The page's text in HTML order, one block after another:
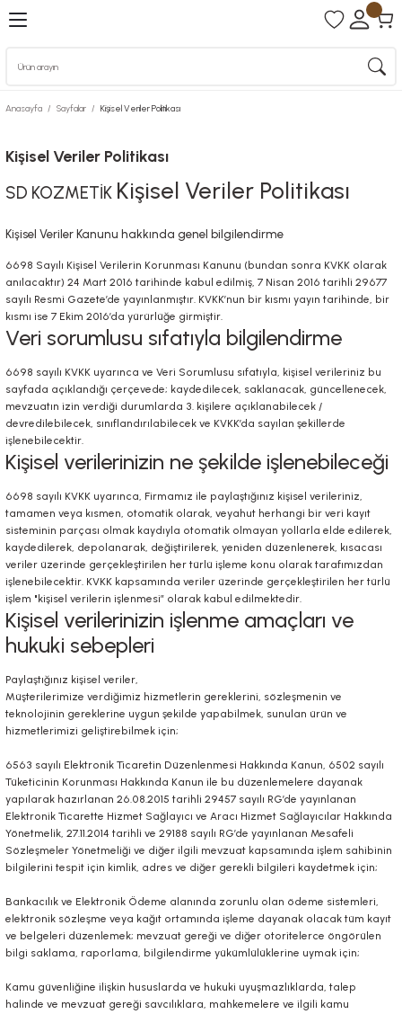
Anasayfa Sayfalar Kişisel Veriler Politikası
Kişisel Veriler Politikası
SD KOZMETİK Kişisel Veriler Politikası
Kişisel Veriler Kanunu hakkında genel bilgilendirme
6698 Sayılı Kişisel Verilerin Korunması Kanunu (bundan sonra KVKK olarak
anılacaktır) 24 Mart 2016 tarihinde kabul edilmiş, 7 Nisan 2016 tarihli 29677
sayılı Resmi Gazete’de yayınlanmıştır. KVKK’nun bir kısmı yayın tarihinde, bir
kısmı ise 7 Ekim 2016’da yürürlüğe girmiştir.
Veri sorumlusu sıfatıyla bilgilendirme
6698 sayılı KVKK uyarınca ve Veri Sorumlusu sıfatıyla, kişisel verileriniz bu
sayfada açıklandığı çerçevede; kaydedilecek, saklanacak, güncellenecek,
mevzuatın izin verdiği durumlarda 3. kişilere açıklanabilecek /
devredilebilecek, sınıflandırılabilecek ve KVKK’da sayılan şekillerde
işlenebilecektir.
Kişisel verilerinizin ne şekilde işlenebileceği
6698 sayılı KVKK uyarınca, Firmamız ile paylaştığınız kişisel verileriniz,
tamamen veya kısmen, otomatik olarak, veyahut herhangi bir veri kayıt
sisteminin parçası olmak kaydıyla otomatik olmayan yollarla elde edilerek,
kaydedilerek, depolanarak, değiştirilerek, yeniden düzenlenerek, kısacası
veriler üzerinde gerçekleştirilen her türlü işleme konu olarak tarafımızdan
işlenebilecektir. KVKK kapsamında veriler üzerinde gerçekleştirilen her türlü
işlem "kişisel verilerin işlenmesi” olarak kabul edilmektedir.
Kişisel verilerinizin işlenme amaçları ve
hukuki sebepleri
Paylaştığınız kişisel veriler,
Müşterilerimize verdiğimiz hizmetlerin gereklerini, sözleşmenin ve
teknolojinin gereklerine uygun şekilde yapabilmek, sunulan ürün ve
hizmetlerimizi geliştirebilmek için;
6563 sayılı Elektronik Ticaretin Düzenlenmesi Hakkında Kanun, 6502 sayılı
Tüketicinin Korunması Hakkında Kanun ile bu düzenlemelere dayanak
yapılarak hazırlanan 26.08.2015 tarihli 29457 sayılı RG’de yayınlanan
Elektronik Ticarette Hizmet Sağlayıcı ve Aracı Hizmet Sağlayıcılar Hakkında
Yönetmelik, 27.11.2014 tarihli ve 29188 sayılı RG’de yayınlanan Mesafeli
Sözleşmeler Yönetmeliği ve diğer ilgili mevzuat kapsamında işlem sahibinin
bilgilerini tespit için kimlik, adres ve diğer gerekli bilgileri kaydetmek için;
Bankacılık ve Elektronik Ödeme alanında zorunlu olan ödeme sistemleri,
elektronik sözleşme veya kağıt ortamında işleme dayanak olacak tüm kayıt
ve belgeleri düzenlemek; mevzuat gereği ve diğer otoritelerce öngörülen
bilgi saklama, raporlama, bilgilendirme yükümlülüklerine uymak için;
Kamu güvenliğine ilişkin hususlarda ve hukuki uyuşmazlıklarda, talep
halinde ve mevzuat gereği savcılıklara, mahkemelere ve ilgili kamu